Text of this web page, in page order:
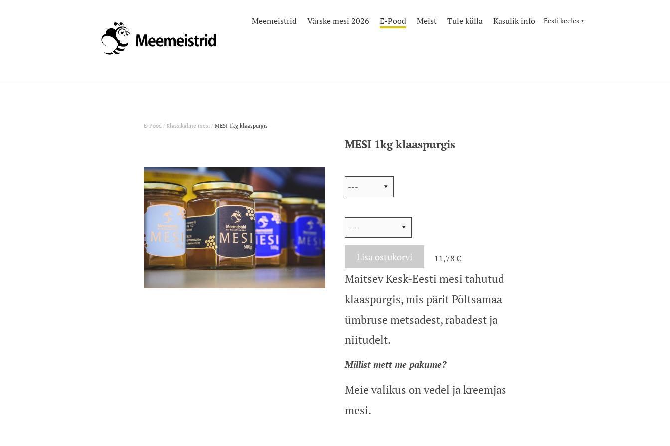
Meemeistrid Värske mesi 2026 E-Pood Meist Tule külla Kasulik info Eesti keeles ▼
E-Pood / Klassikaline mesi / MESI 1kg klaaspurgis
MESI 1kg klaaspurgis
Lisa ostukorvi 11,78 €
Maitsev Kesk-Eesti mesi tahutud
klaaspurgis, mis pärit Põltsamaa
ümbruse metsadest, rabadest ja
niitudelt.
Millist mett me pakume?
Meie valikus on vedel ja kreemjas
mesi.